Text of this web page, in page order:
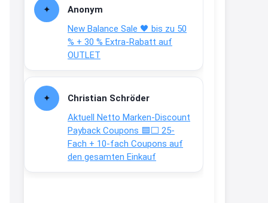
Anonym
New Balance Sale 🖤 bis zu 50
% + 30 % Extra-Rabatt auf
OUTLET
Christian Schröder
Aktuell Netto Marken-Discount
Payback Coupons 🟦⬜ 25-
Fach + 10-fach Coupons auf
den gesamten Einkauf
↩
Joachim
Gratis personalisierte 7-Tage
Ration Micronährstoffe/ Vitamine
↩
Joachim